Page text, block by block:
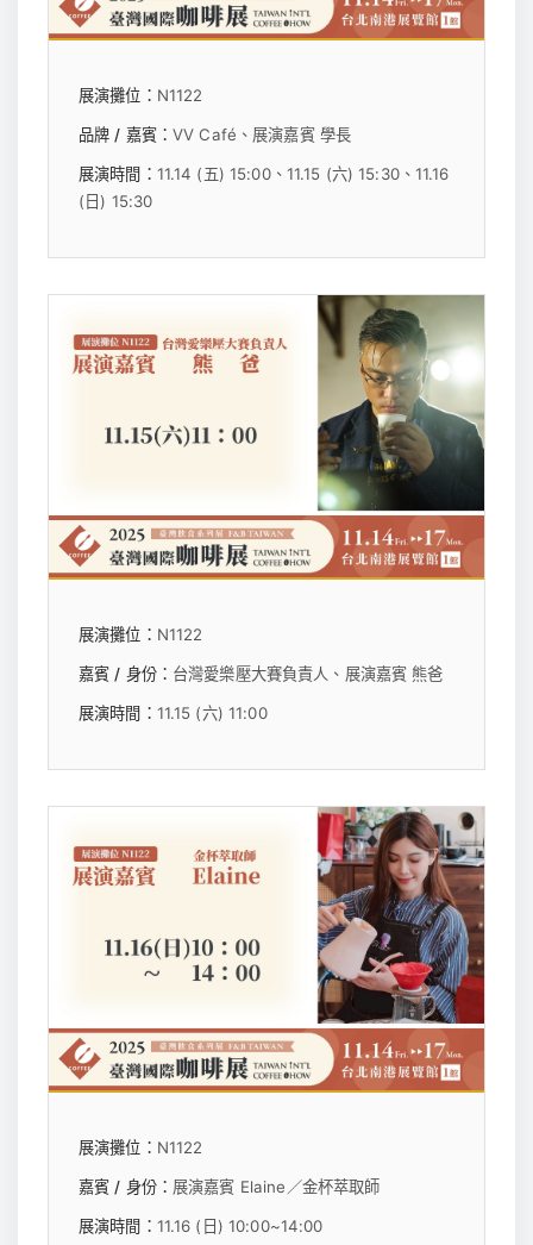
展演攤位： N1122
品牌 / 嘉賓：VV Café、展演嘉賓 學長
展演時間： 11.14 (五) 15:00、11.15 (六) 15:30、11.16
(日) 15:30
展演攤位： N1122
嘉賓 / 身份： 台灣愛樂壓大賽負責人、展演嘉賓 熊爸
展演時間： 11.15 (六) 11:00
展演攤位： N1122
嘉賓 / 身份： 展演嘉賓 Elaine／金杯萃取師
展演時間： 11.16 (日) 10:00~14:00